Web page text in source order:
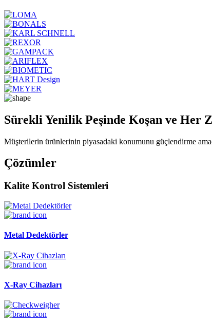
Sürekli Yenilik Peşinde Koşan ve
Müşterilerin ürünlerinin piyasadaki konumunu güçlendirme
Çözümler
Kalite Kontrol Sistemleri
Metal Dedektörler
X-Ray Cihazları